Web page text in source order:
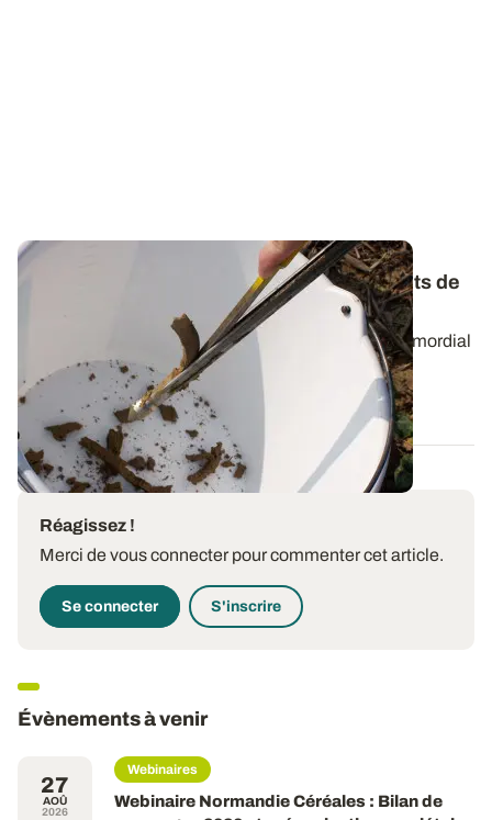
: soigner les prélèvements de
Mesurer les reliquats azotés en sortie d'hiver est primordial
afin d'ajuster au mieux le...
18 JANV. 2024
Réagissez !
Merci de vous connecter pour commenter cet article.
Se connecter S'inscrire
Évènements à venir
27
AOÛ
2026
Webinaires
Webinaire Normandie Céréales : Bilan de